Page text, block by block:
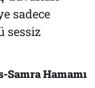
sadece
sessiz
Hamamı